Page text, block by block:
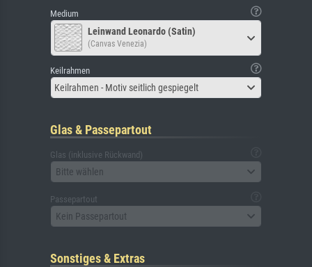
Medium
Leinwand Leonardo (Satin)
(Canvas Venezia)
Keilrahmen
Keilrahmen - Motiv seitlich gespiegelt
Glas & Passepartout
Glas (inklusive Rückwand)
Bitte wählen
Passepartout
Kein Passepartout
Sonstiges & Extras